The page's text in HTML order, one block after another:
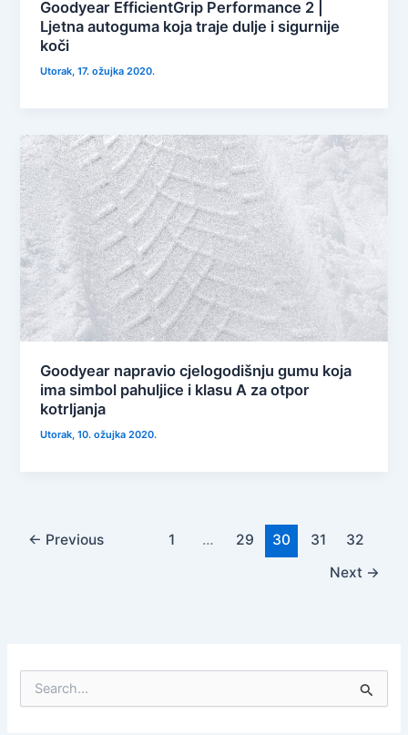
Goodyear EfficientGrip Performance 2 |
Ljetna autoguma koja traje dulje i sigurnije
koči
Utorak, 17. ožujka 2020.
Goodyear napravio cjelogodišnju gumu koja
ima simbol pahuljice i klasu A za otpor
kotrljanja
Utorak, 10. ožujka 2020.
← Previous 1 … 29 30 31
32
Next →